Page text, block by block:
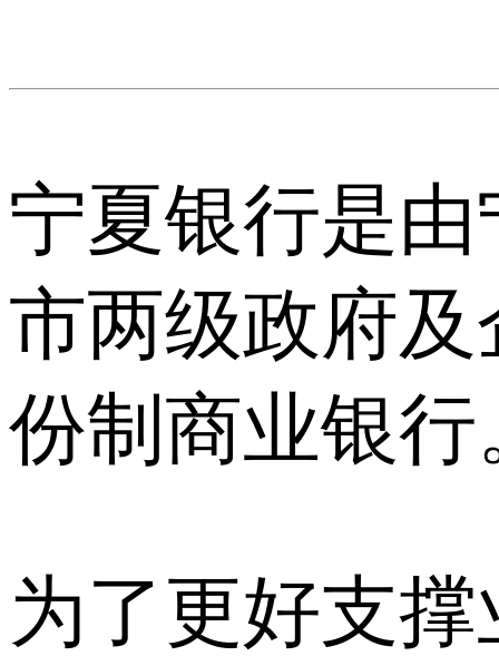
宁夏银行是
市两级政府
份制商业银行
为了更好支